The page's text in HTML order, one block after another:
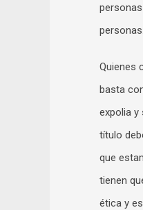
personas.
Quienes
basta
expolia y
título
que
tienen
ética y